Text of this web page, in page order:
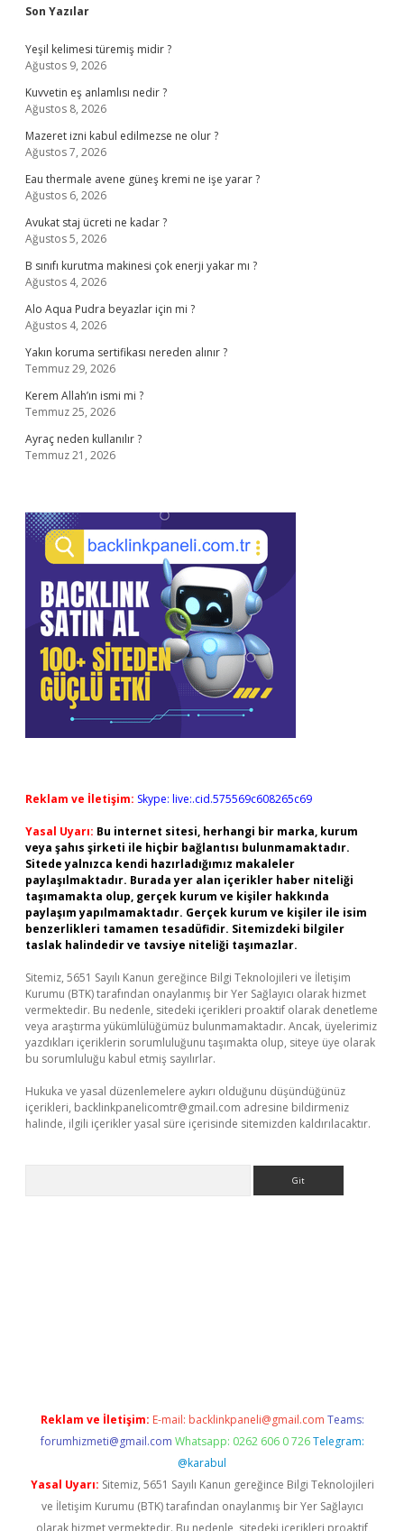
Sidebar
Son Yazılar
Yeşil kelimesi türemiş midir ?
Ağustos 9, 2026
Kuvvetin eş anlamlısı nedir ?
Ağustos 8, 2026
Mazeret izni kabul edilmezse ne olur ?
Ağustos 7, 2026
Eau thermale avene güneş kremi ne işe yarar ?
Ağustos 6, 2026
Avukat staj ücreti ne kadar ?
Ağustos 5, 2026
B sınıfı kurutma makinesi çok enerji yakar mı ?
Ağustos 4, 2026
Alo Aqua Pudra beyazlar için mi ?
Ağustos 4, 2026
Yakın koruma sertifikası nereden alınır ?
Temmuz 29, 2026
Kerem Allah’ın ismi mi ?
Temmuz 25, 2026
Ayraç neden kullanılır ?
Temmuz 21, 2026
Reklam ve İletişim: Skype: live:.cid.575569c608265c69
Yasal Uyarı: Bu internet sitesi, herhangi bir marka, kurum
veya şahıs şirketi ile hiçbir bağlantısı bulunmamaktadır.
Sitede yalnızca kendi hazırladığımız makaleler
paylaşılmaktadır. Burada yer alan içerikler haber niteliği
taşımamakta olup, gerçek kurum ve kişiler hakkında
paylaşım yapılmamaktadır. Gerçek kurum ve kişiler ile isim
benzerlikleri tamamen tesadüfidir. Sitemizdeki bilgiler
taslak halindedir ve tavsiye niteliği taşımazlar.
Sitemiz, 5651 Sayılı Kanun gereğince Bilgi Teknolojileri ve İletişim
Kurumu (BTK) tarafından onaylanmış bir Yer Sağlayıcı olarak hizmet
vermektedir. Bu nedenle, sitedeki içerikleri proaktif olarak denetleme
veya araştırma yükümlülüğümüz bulunmamaktadır. Ancak, üyelerimiz
yazdıkları içeriklerin sorumluluğunu taşımakta olup, siteye üye olarak
bu sorumluluğu kabul etmiş sayılırlar.
Hukuka ve yasal düzenlemelere aykırı olduğunu düşündüğünüz
içerikleri, backlinkpanelicomtr@gmail.com adresine bildirmeniz
halinde, ilgili içerikler yasal süre içerisinde sitemizden kaldırılacaktır.
Reklam ve İletişim: E-mail: backlinkpaneli@gmail.com Teams:
forumhizmeti@gmail.com Whatsapp: 0262 606 0 726 Telegram:
@karabul
Yasal Uyarı: Sitemiz, 5651 Sayılı Kanun gereğince Bilgi Teknolojileri
ve İletişim Kurumu (BTK) tarafından onaylanmış bir Yer Sağlayıcı
olarak hizmet vermektedir. Bu nedenle, sitedeki içerikleri proaktif